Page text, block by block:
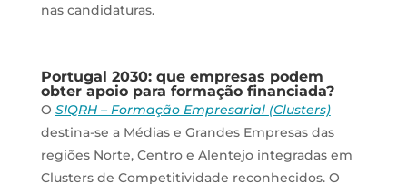
nas candidaturas.
Portugal 2030: que empresas podem
obter apoio para formação financiada?
O SIQRH – Formação Empresarial (Clusters)
destina-se a Médias e Grandes Empresas das
regiões Norte, Centro e Alentejo integradas em
Clusters de Competitividade reconhecidos. O